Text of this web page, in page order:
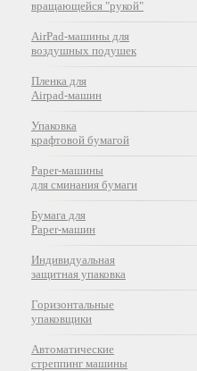
вращающейся "рукой"
AirPad-машины для
воздушных подушек
Пленка для
Airpad-машин
Упаковка
крафтовой бумагой
Paper-машины
для сминания бумаги
Бумага для
Paper-машин
Индивидуальная
защитная упаковка
Горизонтальные
упаковщики
Автоматические
стреппинг машины